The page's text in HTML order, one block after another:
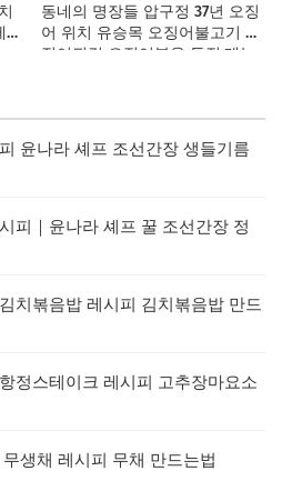
·
동네의 명장들 압구정 37년 오징
어 위치 유승목 오징어불고기 오
징어튀김 오징어볶음 특징·메뉴·
윤나라 셰프 조선간장 생들기름
피｜윤나라 셰프 꿀 조선간장 정
치볶음밥 레시피 김치볶음밥 만드
정스테이크 레시피 고추장마요소
생채 레시피 무채 만드는법